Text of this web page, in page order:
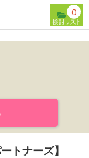
0
トナーズ】